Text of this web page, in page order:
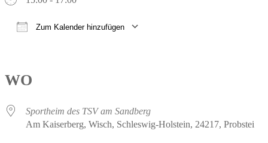
Zum Kalender hinzufügen
WO
Sportheim des TSV am Sandberg
Am Kaiserberg, Wisch, Schleswig-Holstein, 24217, Probstei